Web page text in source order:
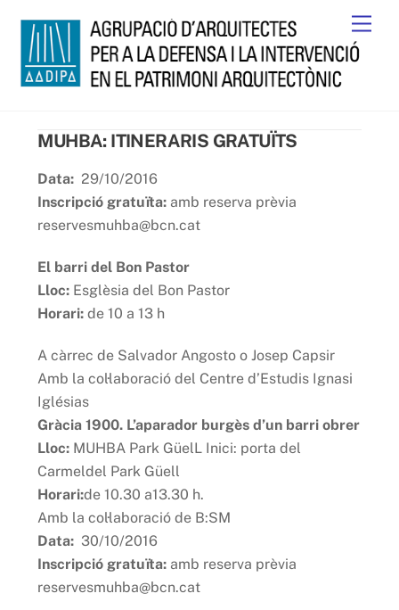
content
MUHBA: ITINERARIS GRATUÏTS
Data: 29/10/2016
Inscripció gratuïta: amb reserva prèvia
reservesmuhba@bcn.cat
El barri del Bon Pastor
Lloc: Esglèsia del Bon Pastor
Horari:de 10 a 13 h
A càrrec de Salvador Angosto o Josep Capsir
Amb la col·laboració del Centre d’Estudis Ignasi
Iglésias
Gràcia 1900. L’aparador burgès d’un barri obrer
Lloc: MUHBA Park GüelL Inici: porta del
Carmeldel Park Güell
Horari:de 10.30 a13.30 h.
Amb la col·laboració de B:SM
Data: 30/10/2016
Inscripció gratuïta: amb reserva prèvia
reservesmuhba@bcn.cat